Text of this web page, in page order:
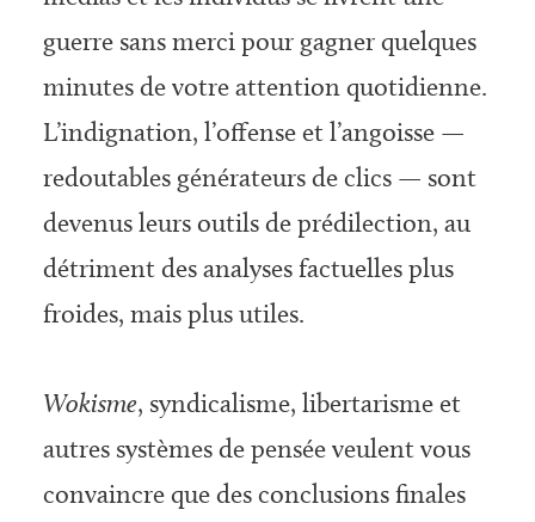
guerre sans merci pour gagner quelques
minutes de votre attention quotidienne.
L’indignation, l’offense et l’angoisse —
redoutables générateurs de clics — sont
devenus leurs outils de prédilection, au
détriment des analyses factuelles plus
froides, mais plus utiles.
Wokisme, syndicalisme, libertarisme et
autres systèmes de pensée veulent vous
convaincre que des conclusions finales